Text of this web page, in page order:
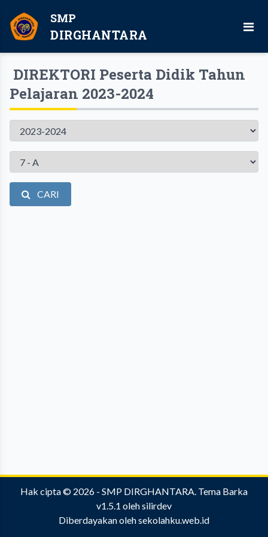
SMP
DIRGHANTARA
DIREKTORI Peserta Didik Tahun
Pelajaran 2023-2024
Tahun
Pelajaran
Kelas
CARI
Hak cipta © 2026 - SMP DIRGHANTARA. Tema Barka
v1.5.1 olehsilirdev
Diberdayakan olehsekolahku.web.id